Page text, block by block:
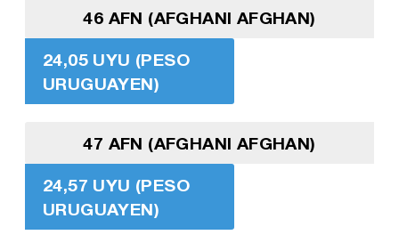
46 AFN (AFGHANI AFGHAN)
24,05 UYU (PESO
URUGUAYEN)
47 AFN (AFGHANI AFGHAN)
24,57 UYU (PESO
URUGUAYEN)